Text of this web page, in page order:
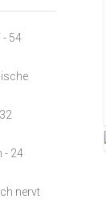
- 54
- 24
nervt